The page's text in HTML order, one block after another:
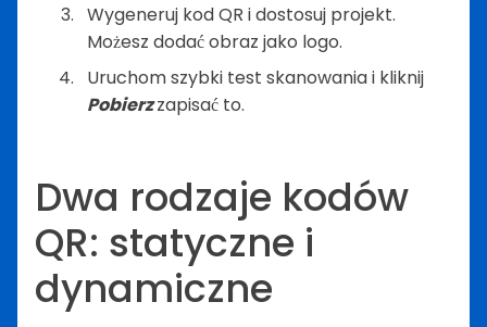
Wygeneruj kod QR i dostosuj projekt.
Możesz dodać obraz jako logo.
Uruchom szybki test skanowania i kliknij
Pobierzzapisać to.
Dwa rodzaje kodów
QR: statyczne i
dynamiczne